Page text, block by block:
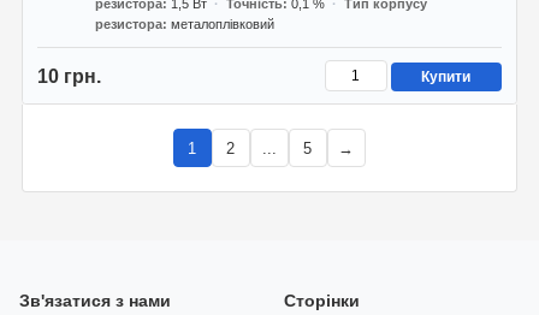
резистора
1,5 Вт Точність 0,1 %
Тип корпусу
резистора металоплівковий
10 грн. Купити
1 2 5 →
Зв'язатися з нами Сторінки